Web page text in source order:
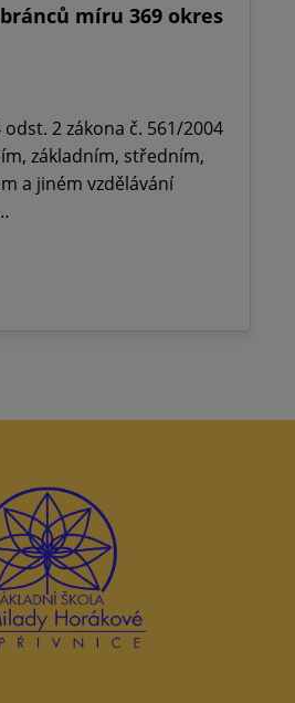
míru 369 okres
2 zákona č. 561/2004
základním, středním,
a jiném vzdělávání